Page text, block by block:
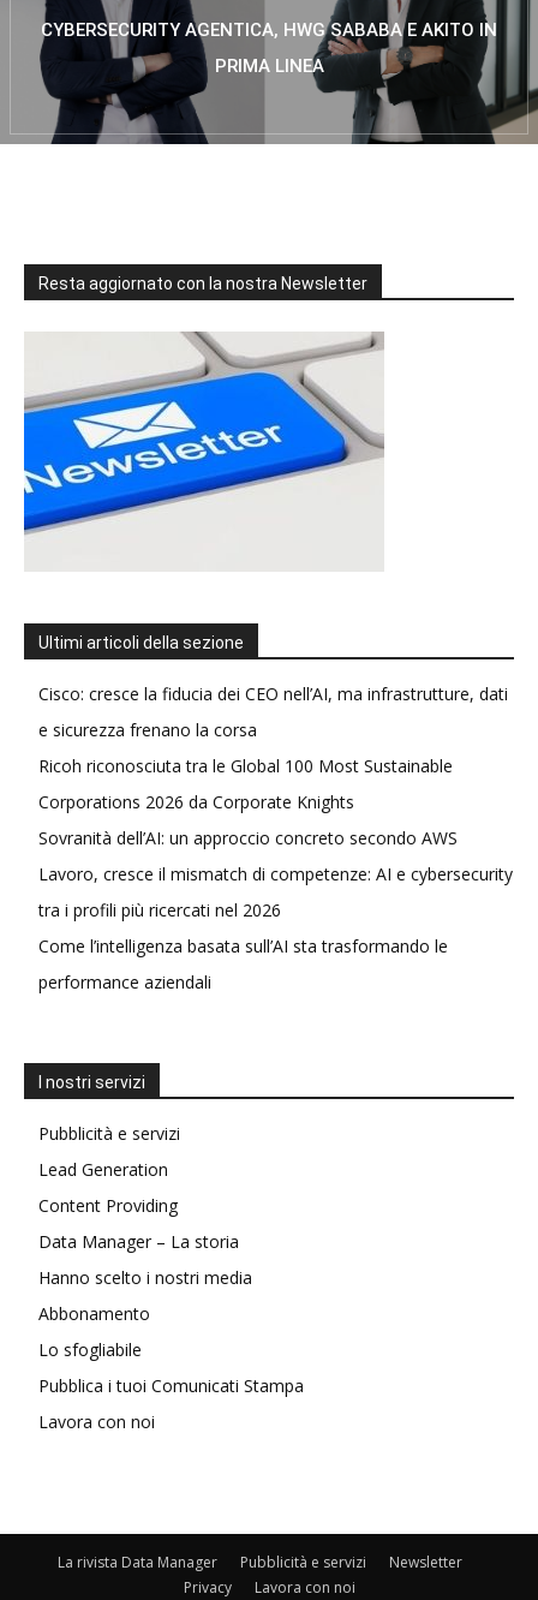
CYBERSECURITY AGENTICA, HWG SABABA E AKITO IN
PRIMA LINEA
Resta aggiornato con la nostra Newsletter
Ultimi articoli della sezione
Cisco: cresce la fiducia dei CEO nell’AI, ma infrastrutture, dati
e sicurezza frenano la corsa
Ricoh riconosciuta tra le Global 100 Most Sustainable
Corporations 2026 da Corporate Knights
Sovranità dell’AI: un approccio concreto secondo AWS
Lavoro, cresce il mismatch di competenze: AI e cybersecurity
tra i profili più ricercati nel 2026
Come l’intelligenza basata sull’AI sta trasformando le
performance aziendali
I nostri servizi
Pubblicità e servizi
Lead Generation
Content Providing
Data Manager – La storia
Hanno scelto i nostri media
Abbonamento
Lo sfogliabile
Pubblica i tuoi Comunicati Stampa
Lavora con noi
La rivista Data Manager Pubblicità e servizi
Newsletter
Privacy
Lavora con noi